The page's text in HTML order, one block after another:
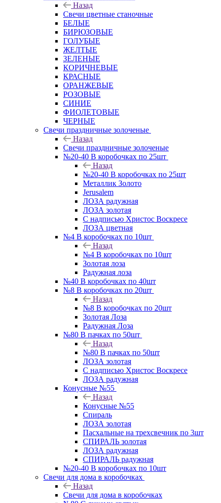
Назад
Свечи цветные станочные
БЕЛЫЕ
БИРЮЗОВЫЕ
ГОЛУБЫЕ
ЖЕЛТЫЕ
ЗЕЛЕНЫЕ
КОРИЧНЕВЫЕ
КРАСНЫЕ
ОРАНЖЕВЫЕ
РОЗОВЫЕ
СИНИЕ
ФИОЛЕТОВЫЕ
ЧЕРНЫЕ
Свечи праздничные золоченые
Назад
Свечи праздничные золоченые
№20-40 В коробочках по 25шт
Назад
№20-40 В коробочках по 25шт
Металлик Золото
Jerusalem
ЛОЗА радужная
ЛОЗА золотая
С надписью Христос Воскресе
ЛОЗА цветная
№4 В коробочках по 10шт
Назад
№4 В коробочках по 10шт
Золотая лоза
Радужная лоза
№40 В коробочках по 40шт
№8 В коробочках по 20шт
Назад
№8 В коробочках по 20шт
Золотая Лоза
Радужная Лоза
№80 В пачках по 50шт
Назад
№80 В пачках по 50шт
ЛОЗА золотая
С надписью Христос Воскресе
ЛОЗА радужная
Конусные №55
Назад
Конусные №55
Спираль
ЛОЗА золотая
Пасхальные на трехсвечник по 3шт
СПИРАЛЬ золотая
ЛОЗА радужная
СПИРАЛЬ радужная
№20-40 В коробочках по 10шт
Свечи для дома в коробочках
Назад
Свечи для дома в коробочках